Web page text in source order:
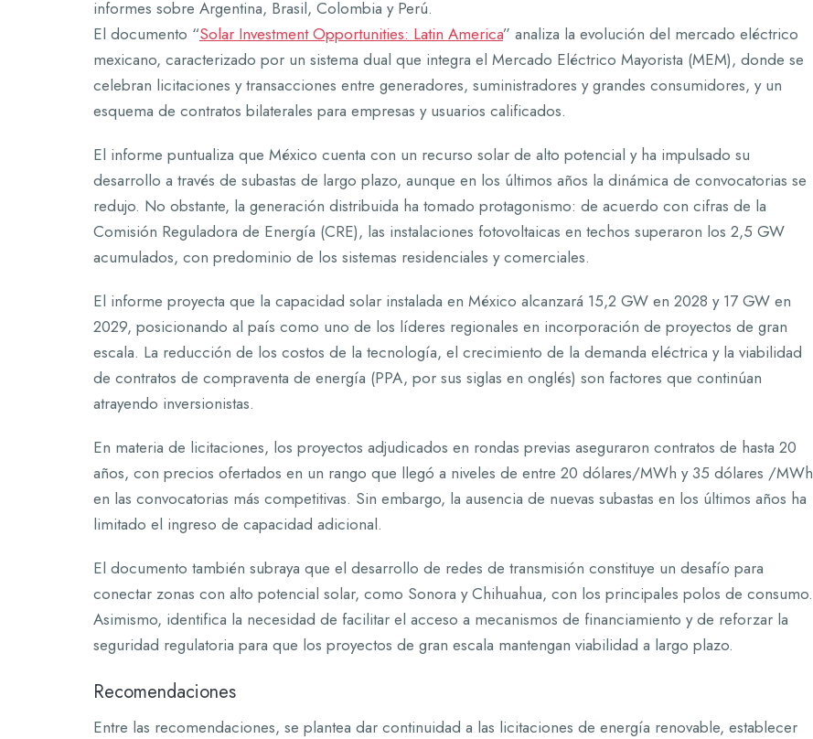
informes sobre Argentina, Brasil, Colombia y Perú.
El documento “Solar Investment Opportunities: Latin America” analiza la evolución del mercado eléctrico
mexicano, caracterizado por un sistema dual que integra el Mercado Eléctrico Mayorista (MEM), donde se
celebran licitaciones y transacciones entre generadores, suministradores y grandes consumidores, y un
esquema de contratos bilaterales para empresas y usuarios calificados.
El informe puntualiza que México cuenta con un recurso solar de alto potencial y ha impulsado su
desarrollo a través de subastas de largo plazo, aunque en los últimos años la dinámica de convocatorias se
redujo. No obstante, la generación distribuida ha tomado protagonismo: de acuerdo con cifras de la
Comisión Reguladora de Energía (CRE), las instalaciones fotovoltaicas en techos superaron los 2,5 GW
acumulados, con predominio de los sistemas residenciales y comerciales.
El informe proyecta que la capacidad solar instalada en México alcanzará 15,2 GW en 2028 y 17 GW en
2029, posicionando al país como uno de los líderes regionales en incorporación de proyectos de gran
escala. La reducción de los costos de la tecnología, el crecimiento de la demanda eléctrica y la viabilidad
de contratos de compraventa de energía (PPA, por sus siglas en onglés) son factores que continúan
atrayendo inversionistas.
En materia de licitaciones, los proyectos adjudicados en rondas previas aseguraron contratos de hasta 20
años, con precios ofertados en un rango que llegó a niveles de entre 20 dólares/MWh y 35 dólares /MWh
en las convocatorias más competitivas. Sin embargo, la ausencia de nuevas subastas en los últimos años ha
limitado el ingreso de capacidad adicional.
El documento también subraya que el desarrollo de redes de transmisión constituye un desafío para
conectar zonas con alto potencial solar, como Sonora y Chihuahua, con los principales polos de consumo.
Asimismo, identifica la necesidad de facilitar el acceso a mecanismos de financiamiento y de reforzar la
seguridad regulatoria para que los proyectos de gran escala mantengan viabilidad a largo plazo.
Recomendaciones
Entre las recomendaciones, se plantea dar continuidad a las licitaciones de energía renovable, establecer